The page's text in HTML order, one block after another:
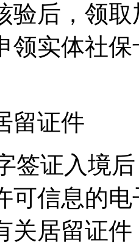
验后，领
领实体社
留证件
签证入境
可信息的
关居留证